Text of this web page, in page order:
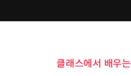
클래스에서 배우는